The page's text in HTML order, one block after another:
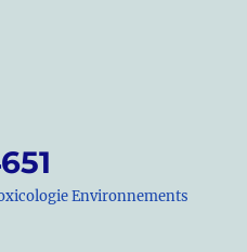
Environnements